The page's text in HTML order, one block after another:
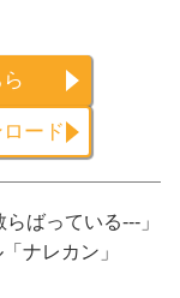
ード
ばっている---」
ナレカン」